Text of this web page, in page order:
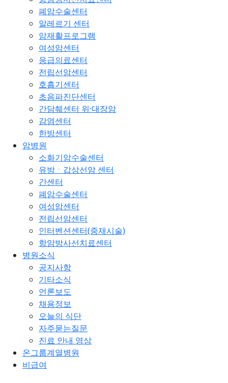
폐암수술센터
알레르기 센터
암재활프로그램
여성암센터
응급의료센터
전립선암센터
호흡기센터
초음파진단센터
간담췌센터 위·대장암
감염센터
한방센터
암병원
소화기암수술센터
유방ㆍ갑상선암 센터
간센터
폐암수술센터
여성암센터
전립선암센터
인터벤션센터(중재시술)
항암방사선치료센터
병원소식
공지사항
기타소식
언론보도
채용정보
오늘의 식단
자주묻는질문
진료 안내 영상
온그룹계열병원
비급여